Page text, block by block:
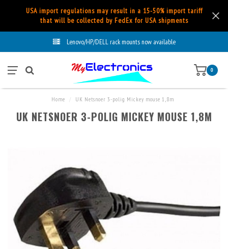
USA import regulations may result in a 15-50% import tariff
that will be collected by FedEx for USA shipments
Lenovo/HP/DELL rack mounts now available
0
Home UK Netsnoer 3-polig Mickey mouse 1,8m
UK NETSNOER 3-POLIG MICKEY MOUSE 1,8M